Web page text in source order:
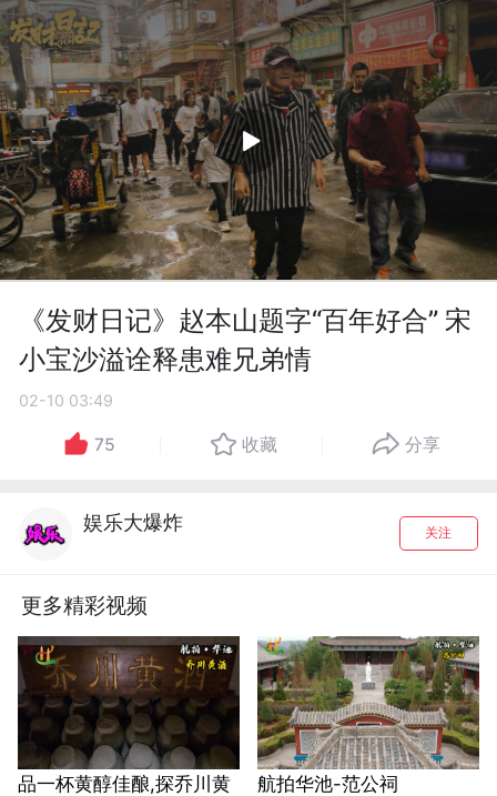
《发财日记》赵本山题字“百年好合” 宋
小宝沙溢诠释患难兄弟情
02-10 03:49
75 收藏 分享
娱乐大爆炸 关注
更多精彩视频
品一杯黄醇佳酿,探乔川黄
航拍华池-范公祠